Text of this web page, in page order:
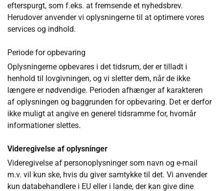
efterspurgt, som f.eks. at fremsende et nyhedsbrev.
Herudover anvender vi oplysningerne til at optimere vores
services og indhold.
Periode for opbevaring
Oplysningerne opbevares i det tidsrum, der er tilladt i
henhold til lovgivningen, og vi sletter dem, når de ikke
længere er nødvendige. Perioden afhænger af karakteren
af oplysningen og baggrunden for opbevaring. Det er derfor
ikke muligt at angive en generel tidsramme for, hvornår
informationer slettes.
Videregivelse af oplysninger
Videregivelse af personoplysninger som navn og e-mail
m.v. vil kun ske, hvis du giver samtykke til det. Vi anvender
kun databehandlere i EU eller i lande, der kan give dine